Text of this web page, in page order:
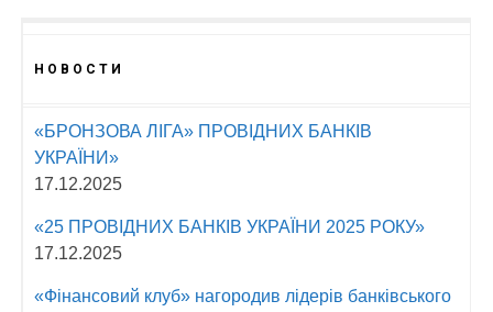
НОВОСТИ
«БРОНЗОВА ЛІГА» ПРОВІДНИХ БАНКІВ
УКРАЇНИ»
17.12.2025
«25 ПРОВІДНИХ БАНКІВ УКРАЇНИ 2025 РОКУ»
17.12.2025
«Фінансовий клуб» нагородив лідерів банківського